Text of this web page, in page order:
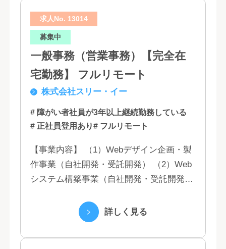
求人No. 13014
募集中
一般事務（営業事務）【完全在
宅勤務】 フルリモート
株式会社スリー・イー
# 障がい者社員が3年以上継続勤務している
# 正社員登用あり# フルリモート
【事業内容】 （1）Webデザイン企画・製
作事業（自社開発・受託開発） （2）Web
システム構築事業（自社開発・受託開発）
（5）営業代行業務 （6...詳しく見る